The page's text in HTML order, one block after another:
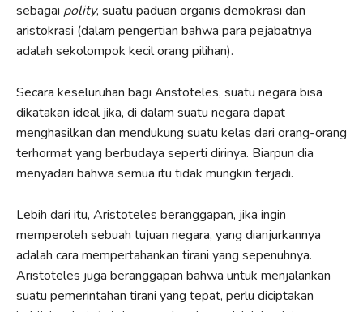
sebagai polity, suatu paduan organis demokrasi dan
aristokrasi (dalam pengertian bahwa para pejabatnya
adalah sekolompok kecil orang pilihan).
Secara keseluruhan bagi Aristoteles, suatu negara bisa
dikatakan ideal jika, di dalam suatu negara dapat
menghasilkan dan mendukung suatu kelas dari orang-orang
terhormat yang berbudaya seperti dirinya. Biarpun dia
menyadari bahwa semua itu tidak mungkin terjadi.
Lebih dari itu, Aristoteles beranggapan, jika ingin
memperoleh sebuah tujuan negara, yang dianjurkannya
adalah cara mempertahankan tirani yang sepenuhnya.
Aristoteles juga beranggapan bahwa untuk menjalankan
suatu pemerintahan tirani yang tepat, perlu diciptakan